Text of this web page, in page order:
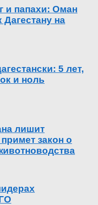
и папахи: Оман
Дагестану на
5 лет,
и ноль
лишит
закон о